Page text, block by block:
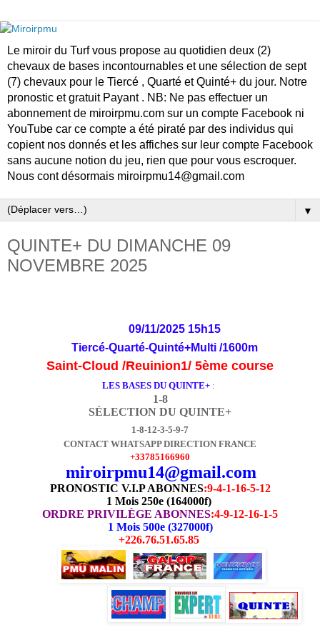
Le miroir du Turf vous propose au quotidien deux (2)
chevaux de bases incontournables et une sélection de sept
(7) chevaux pour le Tiercé , Quarté et Quinté+ du jour. Notre
pronostic et gratuit Payant . NB: Ne pas effectuer un
abonnement de miroirpmu.com sur un compte Facebook ni
YouTube car ce compte a été piraté par des individus qui
copient nos donnés et les affiches sur leur compte Facebook
sans aucune notion du jeu, rien que pour vous escroquer.
Nous cont désormais miroirpmu14@gmail.com
▼
QUINTE+ DU DIMANCHE 09
NOVEMBRE 2025
09/11/2025 15h15
Tiercé-Quarté-Quinté+Multi /1600m
Saint-Cloud /Reuinion1/ 5ème course
LES BASES DU QUINTE+ :
1-8
SÉLECTION DU QUINTE+
1-8-12-3-5-9-7
CONTACT WHATSAPP DIRECTION FRANCE
+33785166960
miroirpmu14@gmail.com
PRONOSTIC V.I.P ABONNES:9-4-1-16-5-12
1 Mois 250e (164000f)
ORDRE PRIVILÈGE ABONNES:4-9-12-16-1-5
1 Mois 500e (327000f)
+226.76.51.65.85